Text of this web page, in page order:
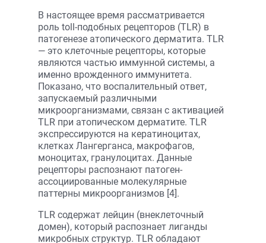
В настоящее время рассматривается
роль toll-подобных рецепторов (TLR) в
патогенезе атопического дерматита. TLR
— это клеточные рецепторы, которые
являются частью иммунной системы, а
именно врожденного иммунитета.
Показано, что воспалительный ответ,
запускаемый различными
микроорганизмами, связан с активацией
TLR при атопическом дерматите. TLR
экспрессируются на кератиноцитах,
клетках Лангерганса, макрофагов,
моноцитах, гранулоцитах. Данные
рецепторы распознают патоген-
ассоциированные молекулярные
паттерны микроорганизмов [4].
TLR содержат лейцин (внеклеточный
домен), который распознает лиганды
микробных структур. TLR обладают